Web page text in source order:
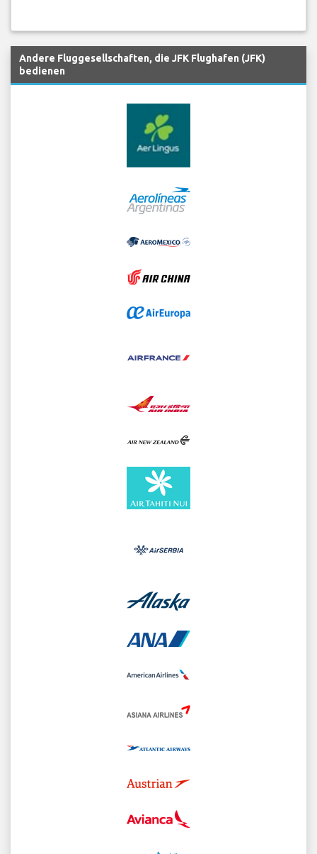
Andere Fluggesellschaften, die JFK Flughafen (JFK)
bedienen